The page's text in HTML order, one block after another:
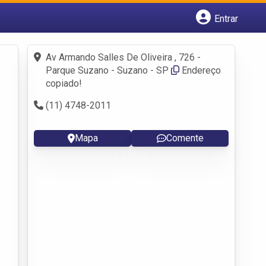
Entrar
Fazer login
Criar conta
Av Armando Salles De Oliveira , 726 -
Parque Suzano - Suzano - SP
Endereço
copiado!
(11) 4748-2011
Mapa Comente